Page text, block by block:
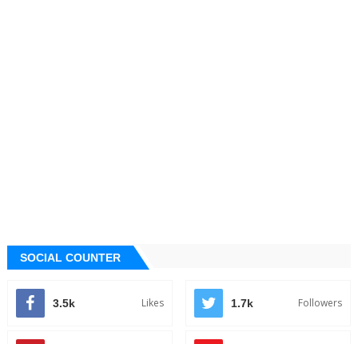
SOCIAL COUNTER
3.5k Likes 1.7k Followers